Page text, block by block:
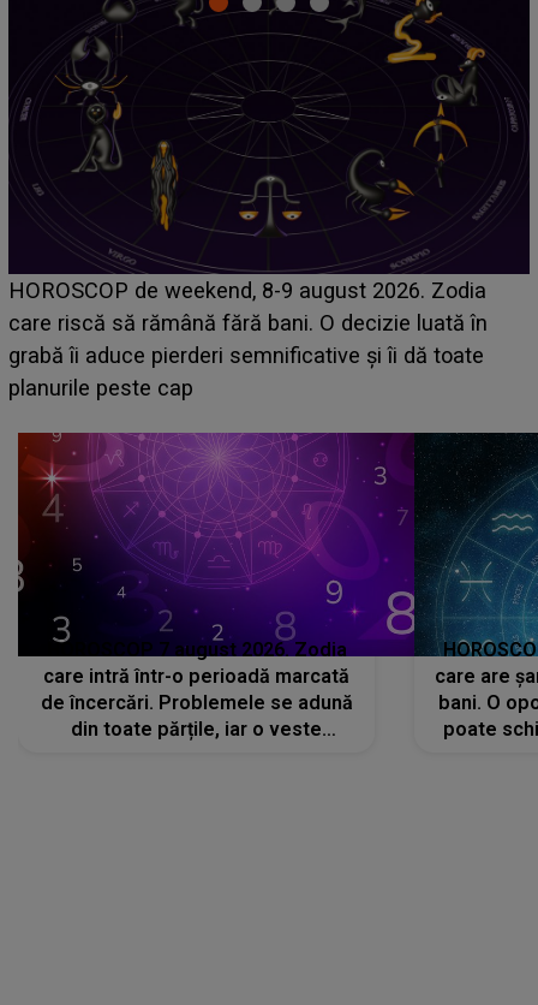
Emanuel a ținut ACEST DETALIU ASCUNS până
acum! În fața Alexandrei, concurentul din Casa Iubirii
face o MĂRTURISIRE NEAȘTEPTATĂ despre mama
sa: "I-am spus și ei în față, eu nu te iubesc pentru
HOROSCOP 7 august 2026. Zodia
care intră într-o perioadă marcată
de încercări. Problemele se adună
din toate părțile, iar o veste
care are
bani. O
poate